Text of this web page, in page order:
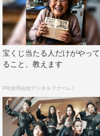
BiS Official Site： https://
BiS Official Twitter：
ULTRA STUPiD
宝くじ当たる人だけがやっ
ること、教えます
PR(合同会社デジタルファーム )